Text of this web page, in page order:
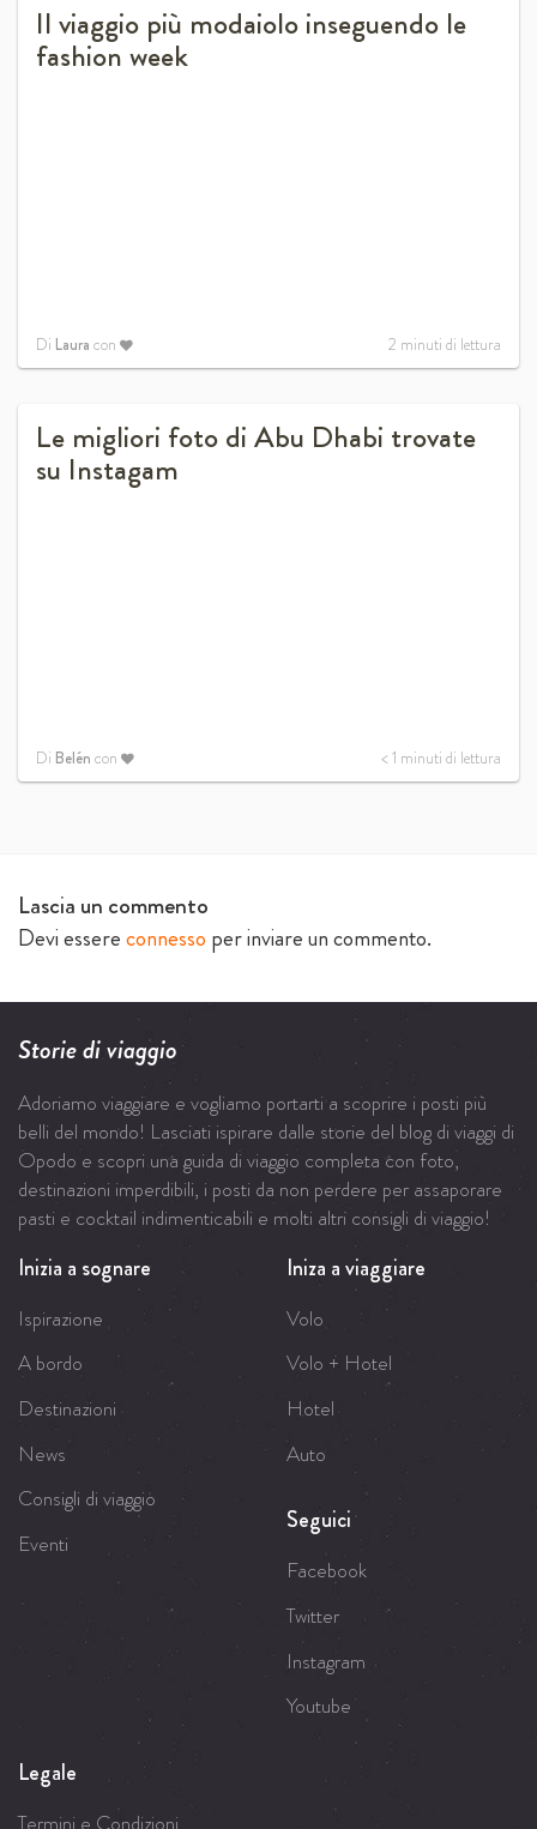
Il viaggio più modaiolo inseguendo le
fashion week
Di Laura con 2 minuti di lettura
Le migliori foto di Abu Dhabi trovate
su Instagam
Di Belén con < 1 minuti di lettura
Lascia un commento
Devi essereconnesso per inviare un commento.
Storie di viaggio
Adoriamo viaggiare e vogliamo portarti a scoprire i posti più
belli del mondo! Lasciati ispirare dalle storie del blog di viaggi di
Opodo e scopri una guida di viaggio completa con foto,
destinazioni imperdibili, i posti da non perdere per assaporare
pasti e cocktail indimenticabili e molti altri consigli di viaggio!
Inizia a sognare
Ispirazione
A bordo
Destinazioni
News
Consigli di viaggio
Eventi
Iniza a viaggiare
Volo
Volo + Hotel
Hotel
Auto
Seguici
Facebook
Twitter
Instagram
Youtube
Legale
Termini e Condizioni